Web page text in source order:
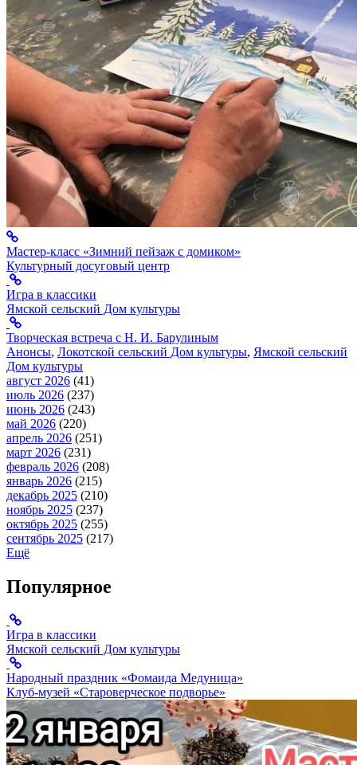
Мастер-класс «Зимний пейзаж с домиком»
Культурный досуговый центр
Игра в классики
Ямской сельский Дом культуры
Творческая встреча с Н. И. Барулиным
Анонсы, Локотской сельский Дом культуры, Ямской сельский
Дом культуры
август 2026 (41)
июль 2026 (237)
июнь 2026 (243)
май 2026 (220)
апрель 2026 (251)
март 2026 (231)
февраль 2026 (208)
январь 2026 (215)
декабрь 2025 (210)
ноябрь 2025 (237)
октябрь 2025 (255)
сентябрь 2025 (217)
Ещё
Популярное
Игра в классики
Ямской сельский Дом культуры
Народный праздник «Фомаида Медуница»
Клуб-музей «Староверческое подворье»